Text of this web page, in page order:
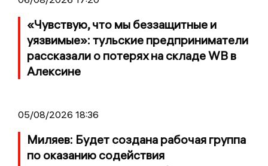
«Чувствую, что мы беззащитные и
уязвимые»: тульские предприниматели
рассказали о потерях на складе WB в
Алексине
05/08/2026 18:36
Миляев: Будет создана рабочая группа
по оказанию содействия